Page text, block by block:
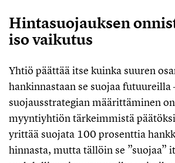
Hintasuojauksen
iso vaikutus
Yhtiö päättää itse kuinka suuren
hankinnastaan se suojaa futuureilla
suojausstrategian määrittäminen
myyntiyhtiön tärkeimmistä
yrittää suojata 100 prosenttia
hinnasta, mutta tällöin se ”suojaa”